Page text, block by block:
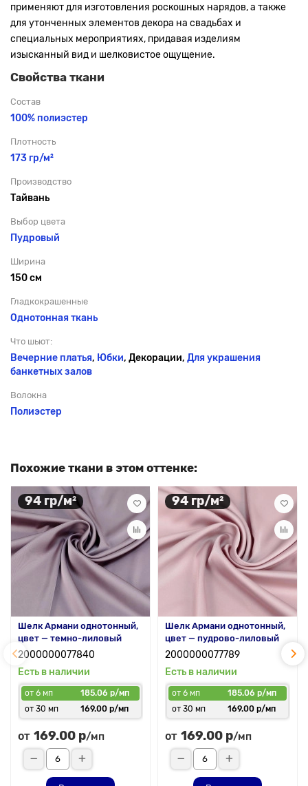
применяют для изготовления роскошных нарядов, а также
для утонченных элементов декора на свадьбах и
специальных мероприятиях, придавая изделиям
изысканный вид и шелковистое ощущение.
Свойства ткани
Состав
100% полиэстер
Плотность
173 гр/м²
Производство
Тайвань
Выбор цвета
Пудровый
Ширина
150 см
Гладкокрашенные
Однотонная ткань
Что шьют:
Вечерние платья, Юбки, Декорации, Для украшения
банкетных залов
Волокна
Полиэстер
Похожие ткани в этом оттенке:
94 гр/м²
Шелк Армани однотонный,
цвет — темно-лиловый
2000000077840
Есть в наличии
от 6 мп
185.06 р/мп
от 30 мп
169.00 р/мп
от 169.00 р/мп
94 гр/м²
Шелк Армани однотонный,
цвет — пудрово-лиловый
2000000077789
Есть в наличии
от 6 мп
185.06 р/мп
от 30 мп
169.00 р/мп
от 169.00 р/мп